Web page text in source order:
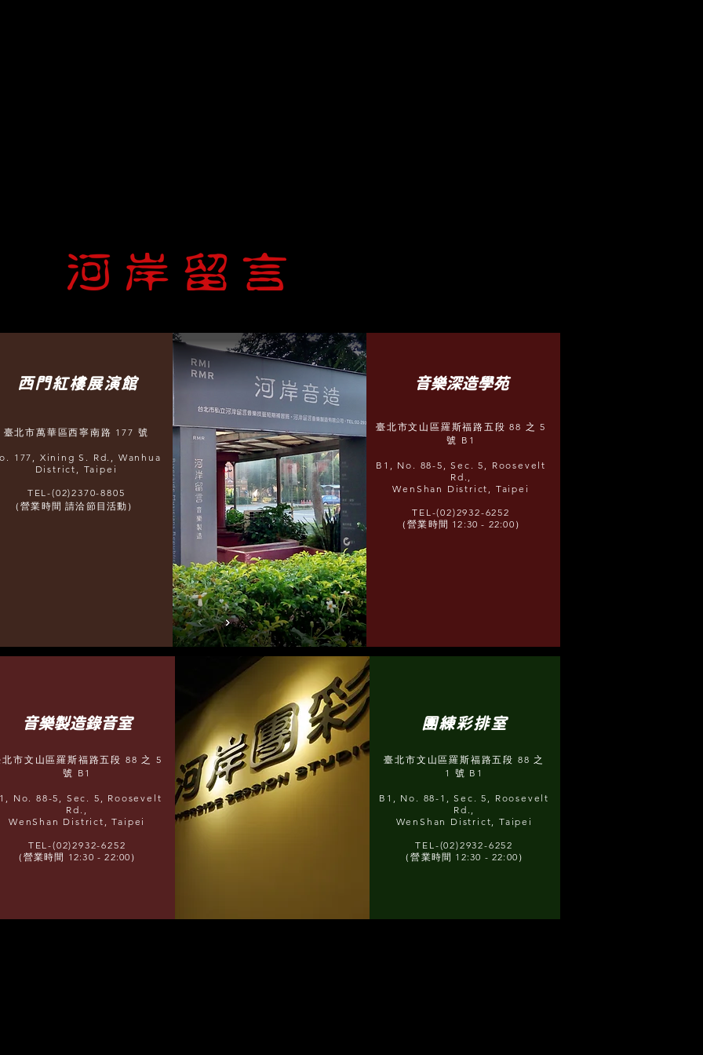
西門紅樓展演館
臺北市萬華區西寧南路 177 號
177, Xining S. Rd., Wanhua
District, Taipei
TEL-(02)2370-8805
（營業時間 請洽節目活動）
​音樂深造學苑
臺北市文山區羅斯福路五段 88 之 5
號 B1
B1, No. 88-5, Sec. 5, Roosevelt
Rd.,
WenShan District, Taipei
TEL-(02)2932-6252
（營業時間 12:30 - 22:00）
​音樂製造錄音室
北市文山區羅斯福路五段 88 之 5
號 B1
No. 88-5, Sec. 5, Roosevelt
Rd.,
WenShan District, Taipei
TEL-(02)2932-6252
（營業時間 12:30 - 22:00）
團練彩排室
臺北市文山區羅斯福路五段 88 之
1 號 B1
B1, No. 88-1, Sec. 5, Roosevelt
Rd.,
WenShan District, Taipei
TEL-(02)2932-6252
（營業時間 12:30 - 22:00）